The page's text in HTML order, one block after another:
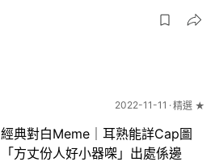
2022-11-11 精選 ★
經典對白Meme｜耳熟能詳Cap圖
「方丈份人好小器㗎」出處係邊